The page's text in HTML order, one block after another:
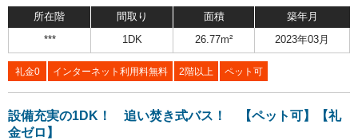
所在階 間取り 面積 築年月
*** 1DK 26.77m² 2023年03月
礼金0 インターネット利用料無料 2階以上 ペット可
設備充実の1DK！ 追い焚き式バス！ 【ペット可】【礼
金ゼロ】